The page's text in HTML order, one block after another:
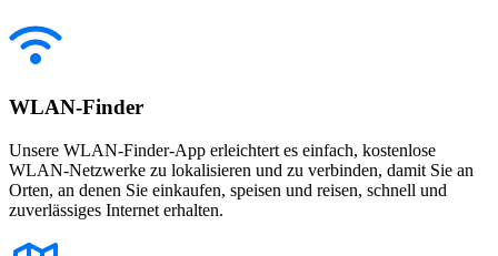
WLAN-Finder
Unsere WLAN-Finder-App erleichtert es einfach, kostenlose
WLAN-Netzwerke zu lokalisieren und zu verbinden, damit Sie an
Orten, an denen Sie einkaufen, speisen und reisen, schnell und
zuverlässiges Internet erhalten.